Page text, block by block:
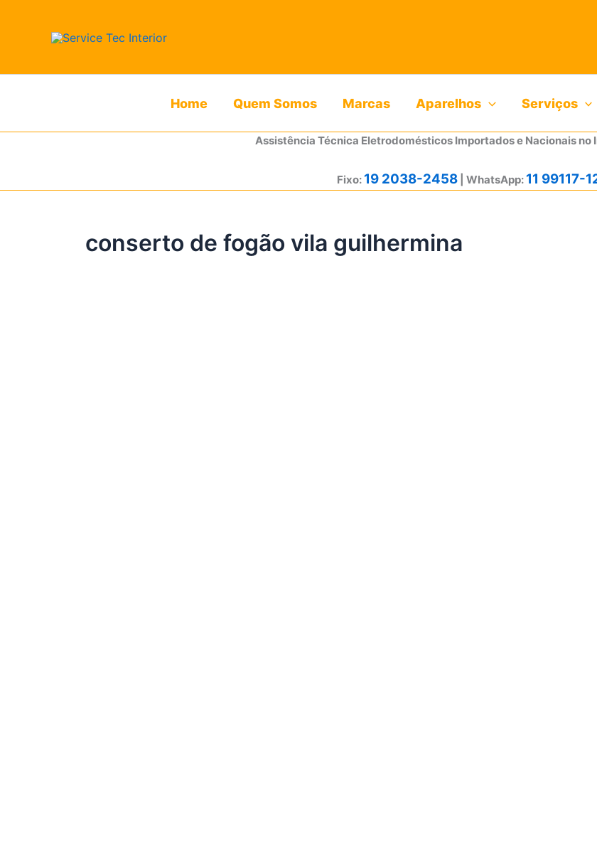
Home Quem Somos Marcas Aparelhos Serviços
Assistência Técnica Eletrodomésticos Importados e Nacionais no
Fixo: 19 2038-2458 | WhatsApp: 11 99117-
conserto de fogão vila guilhermina